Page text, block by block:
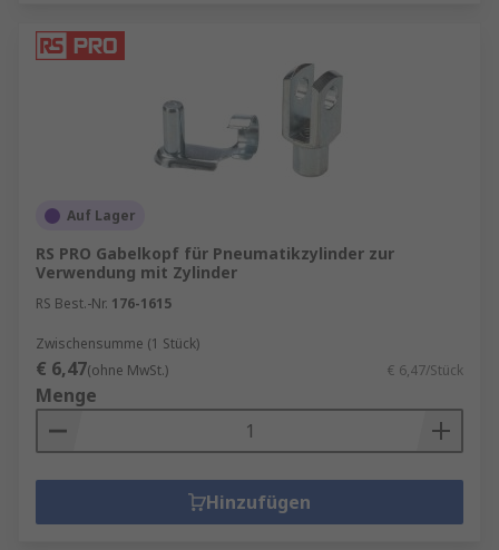
Auf Lager
RS PRO Gabelkopf für Pneumatikzylinder zur
Verwendung mit Zylinder
RS Best.-Nr. 176-1615
Zwischensumme (1 Stück)
€ 6,47(ohne MwSt.) € 6,47/Stück
Menge
Hinzufügen